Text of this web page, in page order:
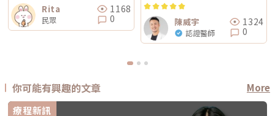
Rita
民眾
1168
0
陳威宇
認證醫師
1324
0
你可能有興趣的文章
More
療程新訊